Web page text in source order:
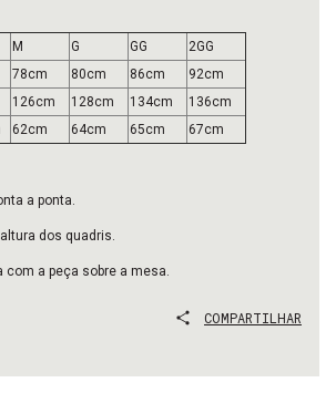
M G GG
2GG
78cm 80cm 86cm
92cm
126cm 128cm 134cm
136cm
62cm 64cm 65cm 67cm
a ponta.
dos quadris.
a peça sobre a mesa.
COMPARTILHAR